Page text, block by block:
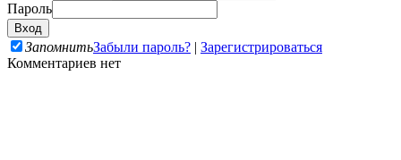
Пароль
ЗапомнитьЗабыли пароль? | Зарегистрироваться
Комментариев нет